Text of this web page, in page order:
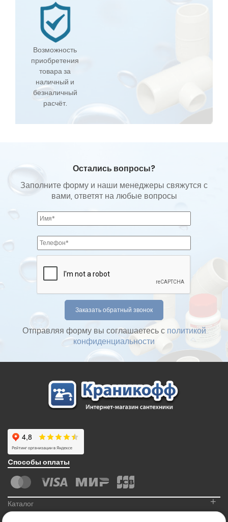
Возможность
приобретения
товара за
наличный и
безналичный
расчёт.
Остались вопросы?
Заполните форму и наши менеджеры свяжутся с
вами, ответят на любые вопросы
Отправляя форму вы соглашаетесь с политикой
конфиденциальности
Cпособы оплаты
Каталог +